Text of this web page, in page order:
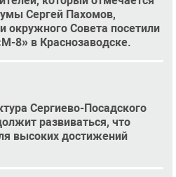
Сергей Пахомов,
окружного Совета посетили
8» в Краснозаводске.
Сергиево-Посадского
развиваться, что
высоких достижений